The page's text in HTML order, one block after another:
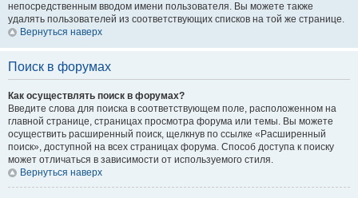
непосредственным вводом имени пользователя. Вы можете также
удалять пользователей из соответствующих списков на той же странице.
Вернуться наверх
Поиск в форумах
Как осуществлять поиск в форумах?
Введите слова для поиска в соответствующем поле, расположенном на
главной странице, страницах просмотра форума или темы. Вы можете
осуществить расширенный поиск, щелкнув по ссылке «Расширенный
поиск», доступной на всех страницах форума. Способ доступа к поиску
может отличаться в зависимости от используемого стиля.
Вернуться наверх